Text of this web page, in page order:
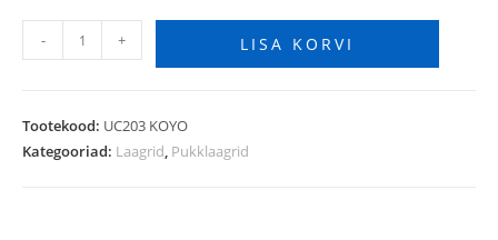
- + LISA KORVI
Tootekood: UC203 KOYO
Kategooriad: Laagrid, Pukklaagrid